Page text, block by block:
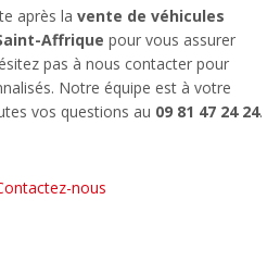
après la vente de véhicules
Affrique pour vous assurer
pas à nous contacter pour
Notre équipe est à votre
vos questions au 09 81 47 24 24.
nous